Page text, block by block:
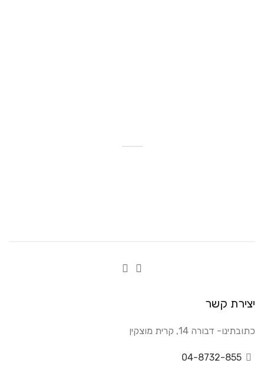
יצירת קשר
כתובתינו- דבורה 14, קרית מוצקין
04-8732-855